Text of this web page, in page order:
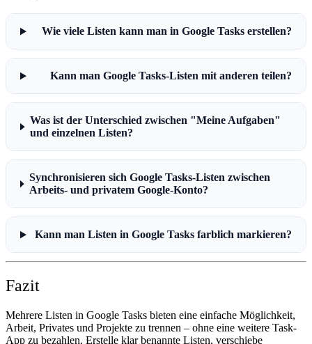
Wie viele Listen kann man in Google Tasks erstellen?
Kann man Google Tasks-Listen mit anderen teilen?
Was ist der Unterschied zwischen "Meine Aufgaben"
und einzelnen Listen?
Synchronisieren sich Google Tasks-Listen zwischen
Arbeits- und privatem Google-Konto?
Kann man Listen in Google Tasks farblich markieren?
Fazit
Mehrere Listen in Google Tasks bieten eine einfache Möglichkeit,
Arbeit, Privates und Projekte zu trennen – ohne eine weitere Task-
App zu bezahlen. Erstelle klar benannte Listen, verschiebe